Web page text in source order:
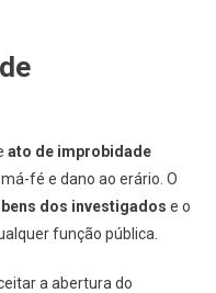
ato de improbidade
fé e dano ao erário. O
dos investigados e o
função pública.
a abertura do